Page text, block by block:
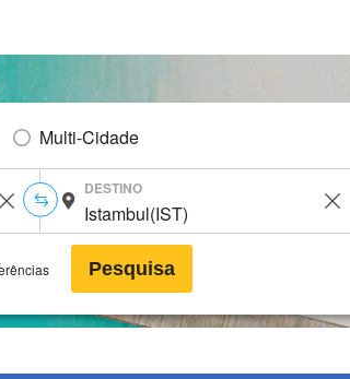
Multi-Cidade
DESTINO
Pesquisa